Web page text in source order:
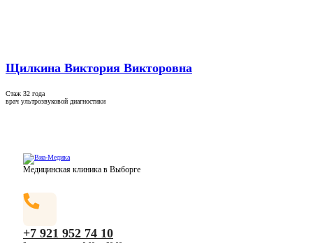
Щилкина Виктория Викторовна
Стаж 32 года
врач ультрозвуковой диагностики
Медицинская клиника в Выборге
+7 921 952 74 10